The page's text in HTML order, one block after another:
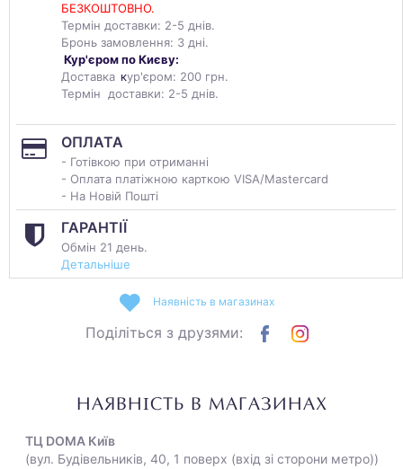
БЕЗКОШТОВНО.
Термін доставки: 2-5 днів.
Бронь замовлення: 3 дні.
Кур'єром по Києву:
Доставка кур'єром: 200 грн.
Термін доставки: 2-5 днів.
ОПЛАТА
- Готівкою при отриманні
- Оплата платіжною карткою VISA/Mastercard
- На Новій Пошті
ГАРАНТІЇ
Обмін 21 день.
Детальніше
Наявність в магазинах
Поділіться з друзями:
НАЯВНІСТЬ В МАГАЗИНАХ
ТЦ DOMA Київ
(вул. Будівельників, 40, 1 поверх (вхід зі сторони метро))